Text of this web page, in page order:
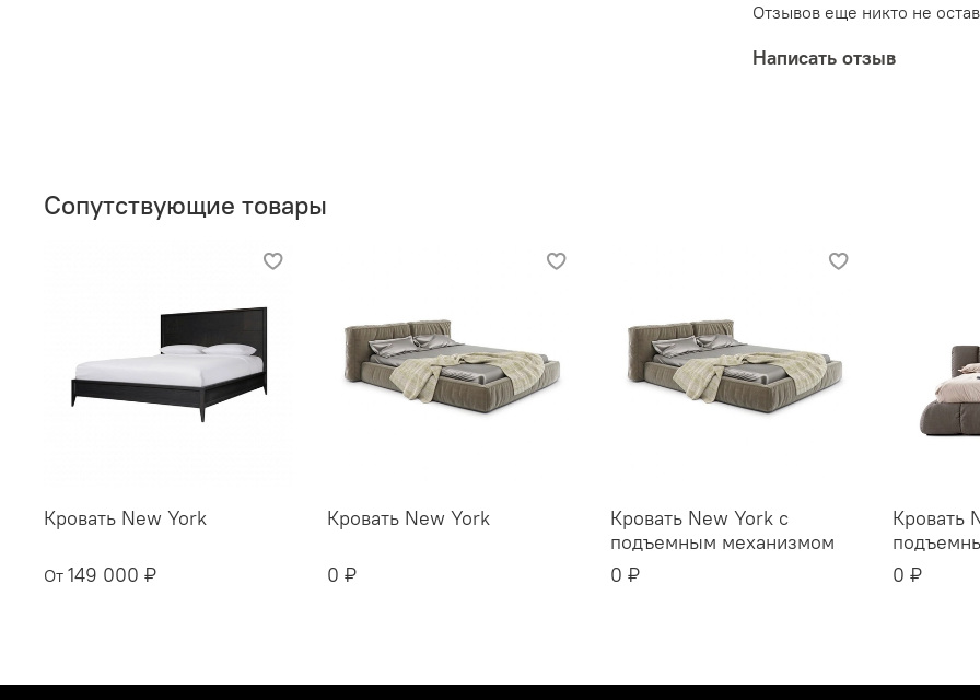
Отзывов еще никто не
Написать отзыв
Сопутствующие товары
Кровать New York
От 149 000 ₽
Кровать New York
0 ₽
Кровать New York с
подъемным механизмом
0 ₽
Кровать
0 ₽